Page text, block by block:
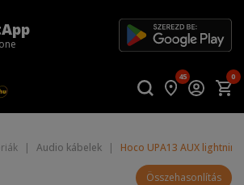
45 0
| Audio kábelek | Hoco UPA13 AUX
Összehasonlítás